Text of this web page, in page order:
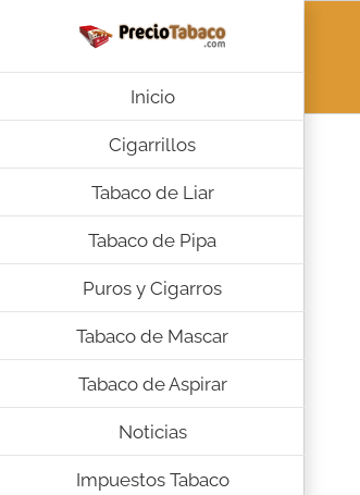
contenido
Inicio
Cigarrillos
Tabaco de Liar
Tabaco de Pipa
Puros y Cigarros
Tabaco de Mascar
Tabaco de Aspirar
Noticias
Impuestos Tabaco